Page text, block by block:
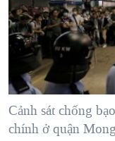
Đi
tới
"Tìm"
VẠCH TRẦN TIN
NGƯỜI VIỆT HẢI
ĐỜI SỐNG
KINH TẾ
CHIẾN TRANH
TẠI
HÀNH TRÌNH BẦU
MỘT NĂM CHIẾN
GIẢI MÃ VÀNH
NGÀY TỊ NẠN
HỌC TIẾNG ANH
VIDEO
NGHE
MẠNG XÃ HỘI
Cảnh sát chống
chính ở quận